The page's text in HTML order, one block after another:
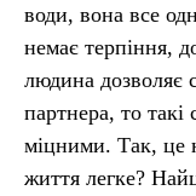
води, вона все
немає терпіння,
людина дозволяє
партнера, то
міцними. Так, це
життя легке?